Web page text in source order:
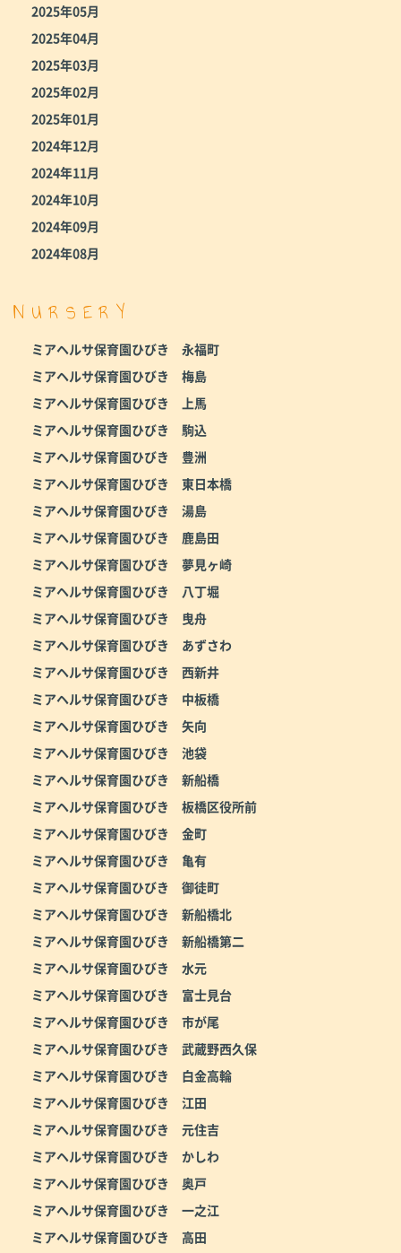
2025年05月
2025年04月
2025年03月
2025年02月
2025年01月
2024年12月
2024年11月
2024年10月
2024年09月
2024年08月
NURSERY
ミアヘルサ保育園ひびき 永福町
ミアヘルサ保育園ひびき 梅島
ミアヘルサ保育園ひびき 上馬
ミアヘルサ保育園ひびき 駒込
ミアヘルサ保育園ひびき 豊洲
ミアヘルサ保育園ひびき 東日本橋
ミアヘルサ保育園ひびき 湯島
ミアヘルサ保育園ひびき 鹿島田
ミアヘルサ保育園ひびき 夢見ヶ崎
ミアヘルサ保育園ひびき 八丁堀
ミアヘルサ保育園ひびき 曳舟
ミアヘルサ保育園ひびき あずさわ
ミアヘルサ保育園ひびき 西新井
ミアヘルサ保育園ひびき 中板橋
ミアヘルサ保育園ひびき 矢向
ミアヘルサ保育園ひびき 池袋
ミアヘルサ保育園ひびき 新船橋
ミアヘルサ保育園ひびき 板橋区役所前
ミアヘルサ保育園ひびき 金町
ミアヘルサ保育園ひびき 亀有
ミアヘルサ保育園ひびき 御徒町
ミアヘルサ保育園ひびき 新船橋北
ミアヘルサ保育園ひびき 新船橋第二
ミアヘルサ保育園ひびき 水元
ミアヘルサ保育園ひびき 富士見台
ミアヘルサ保育園ひびき 市が尾
ミアヘルサ保育園ひびき 武蔵野西久保
ミアヘルサ保育園ひびき 白金高輪
ミアヘルサ保育園ひびき 江田
ミアヘルサ保育園ひびき 元住吉
ミアヘルサ保育園ひびき かしわ
ミアヘルサ保育園ひびき 奥戸
ミアヘルサ保育園ひびき 一之江
ミアヘルサ保育園ひびき 高田